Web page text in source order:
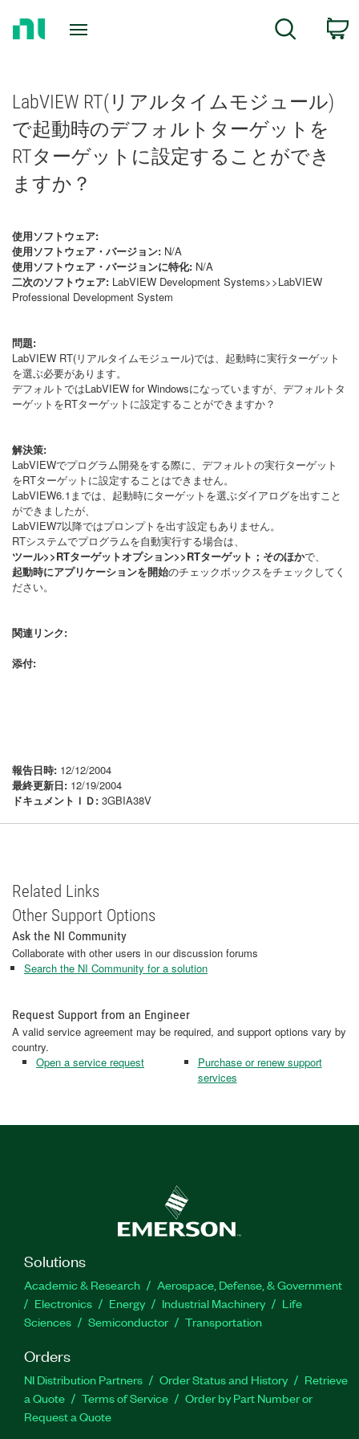
Search
LabVIEW RT(リアルタイムモジュール)
で起動時のデフォルトターゲットを
RTターゲットに設定することができ
ますか？
使用ソフトウェア:
使用ソフトウェア・バージョン: N/A
使用ソフトウェア・バージョンに特化: N/A
二次のソフトウェア: LabVIEW Development Systems>>LabVIEW
Professional Development System
問題:
LabVIEW RT(リアルタイムモジュール)では、起動時に実行ターゲット
を選ぶ必要があります。
デフォルトではLabVIEW for Windowsになっていますが、デフォルトタ
ーゲットをRTターゲットに設定することができますか？
解決策:
LabVIEWでプログラム開発をする際に、デフォルトの実行ターゲット
をRTターゲットに設定することはできません。
LabVIEW6.1までは、起動時にターゲットを選ぶダイアログを出すこと
ができましたが、
LabVIEW7以降ではプロンプトを出す設定もありません。
RTシステムでプログラムを自動実行する場合は、
ツール>>RTターゲットオプション>>RTターゲット；そのほかで、
起動時にアプリケーションを開始のチェックボックスをチェックしてく
ださい。
関連リンク:
添付:
報告日時: 12/12/2004
最終更新日: 12/19/2004
ドキュメントＩＤ: 3GBIA38V
Related Links
Other Support Options
Ask the NI Community
Collaborate with other users in our discussion forums
Search the NI Community for a solution
Request Support from an Engineer
A valid service agreement may be required, and support options vary by
country.
Open a service request
Purchase or renew support
services
Solutions
Academic & Research
Aerospace, Defense, & Government
Electronics
Energy Industrial Machinery
Life
Sciences
Semiconductor Transportation
Orders
NI Distribution Partners Order Status and History
Retrieve
a Quote
Terms of Service
Order by Part Number or
Request a Quote